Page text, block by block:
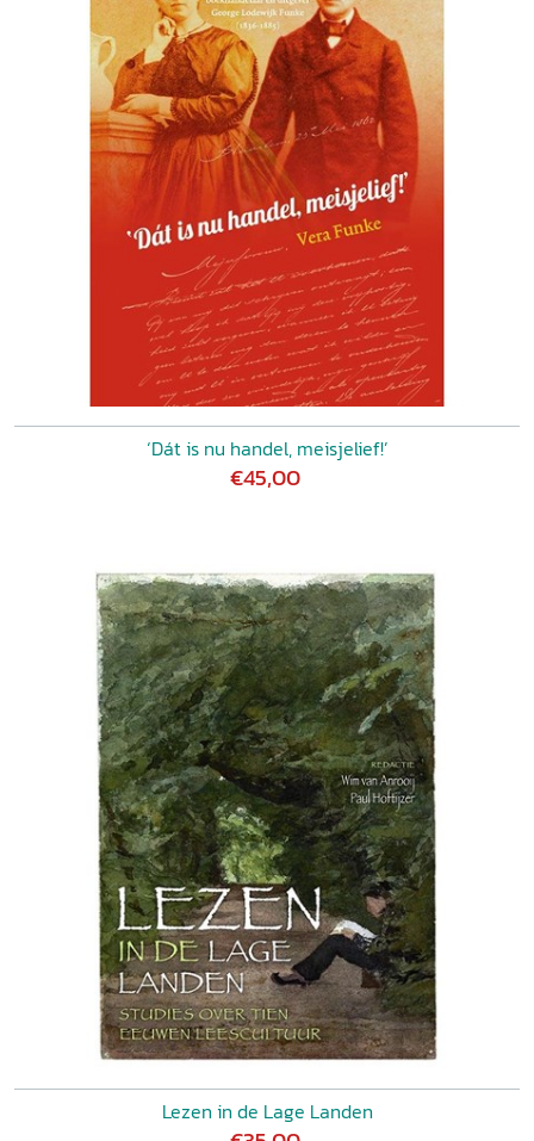
‘Dát is nu handel, meisjelief!’
€45,00
Lezen in de Lage Landen